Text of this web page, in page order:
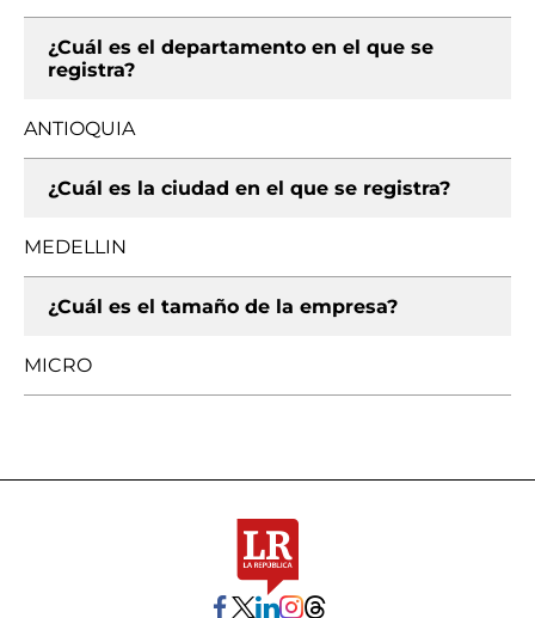
¿Cuál es el departamento en el que se
registra?
ANTIOQUIA
¿Cuál es la ciudad en el que se registra?
MEDELLIN
¿Cuál es el tamaño de la empresa?
MICRO